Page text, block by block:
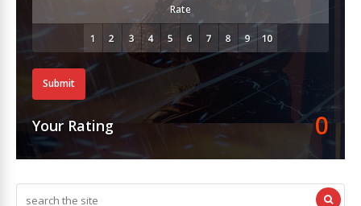
Rate
Submit
Your Rating 0